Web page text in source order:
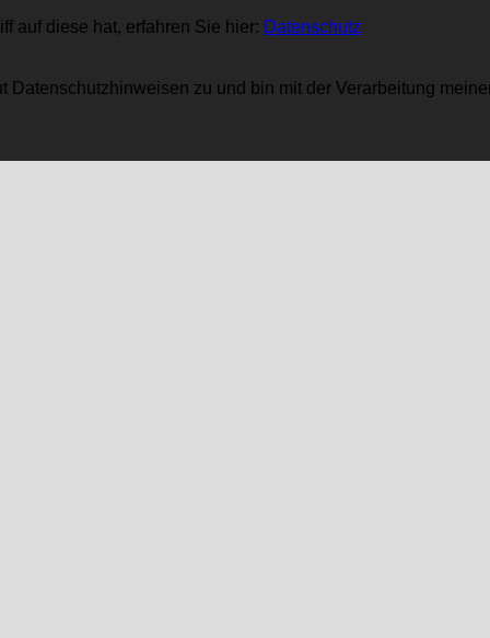
auf diese hat, erfahren Sie hier: Datenschutz
Datenschutzhinweisen zu und bin mit der Verarbeitung